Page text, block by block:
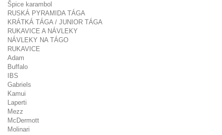
Špice karambol
RUSKÁ PYRAMIDA TÁGA
KRÁTKÁ TÁGA / JUNIOR TÁGA
RUKAVICE A NÁVLEKY
NÁVLEKY NA TÁGO
RUKAVICE
Adam
Buffalo
IBS
Gabriels
Kamui
Laperti
Mezz
McDermott
Molinari